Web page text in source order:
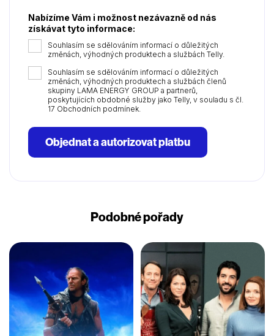
Nabízíme Vám i možnost nezávazně od nás
získávat tyto informace:
Souhlasím se sdělováním informací o důležitých
změnách, výhodných produktech a službách Telly.
Souhlasím se sdělováním informací o důležitých
změnách, výhodných produktech a službách členů
skupiny LAMA ENERGY GROUP a partnerů,
poskytujících obdobné služby jako Telly, v souladu s čl.
17 Obchodních podmínek.
Objednat a autorizovat platbu
Podobné pořady